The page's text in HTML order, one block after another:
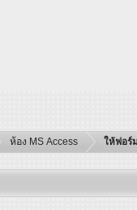
ห้อง MS Access ให้ฟอร์